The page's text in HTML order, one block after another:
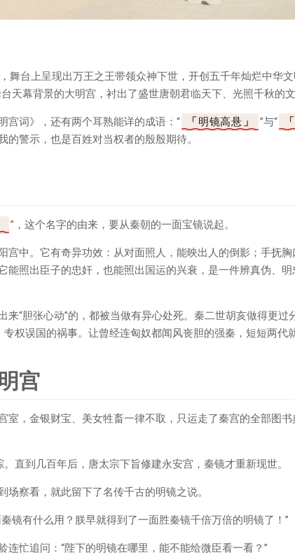
舞台上呈现出万王之王带领众神下世，开创五千年灿烂中华文
天幕背景的大明宫，衬出了盛世唐朝君临天下、光照千秋的文
宫词》，还有两个耳熟能详的成语：“ 明镜高悬 ”与“
的警示，也是百姓对当权者的殷殷期待。
”，这个名字的由来，要从秦朝的一面宝镜说起。
宫中。它有奇异功效：从对面照人，能映出人的倒影；手抚
能照出臣子的忠奸，也能照出国运的兴衰，是一件辨真伪、明
“胆张心动”的，都被当做有异心处死。秦二世胡亥做得更过
、专权误国的祸事。让曾经连匈奴都闻风丧胆的强秦，短短两代
宫
室，金银财宝、美女牲畜一律不取，只运走了秦宫的全部图
。直到几百年后，唐太宗下旨修建永安宫，秦镜才重新现世。
察看，就此留下了名传千古的明镜之说。
镜有什么用？朕早就得到了一面胜秦镜千倍万倍的明镜了！”
忙追问：“陛下的明镜在哪里，能不能给微臣看一看？”